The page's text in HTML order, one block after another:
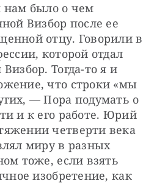
нам было о чем
Визбор после ее
отцу. Говорили в
которой отдал
Тогда-то я и
что строки «мы
— Пора подумать о
и к его работе. Юрий
четверти века
миру в разных
тоже, если взять
изобретение, как